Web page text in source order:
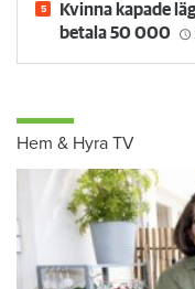
Kvinna kapade
betala 50 000
Hem & Hyra TV